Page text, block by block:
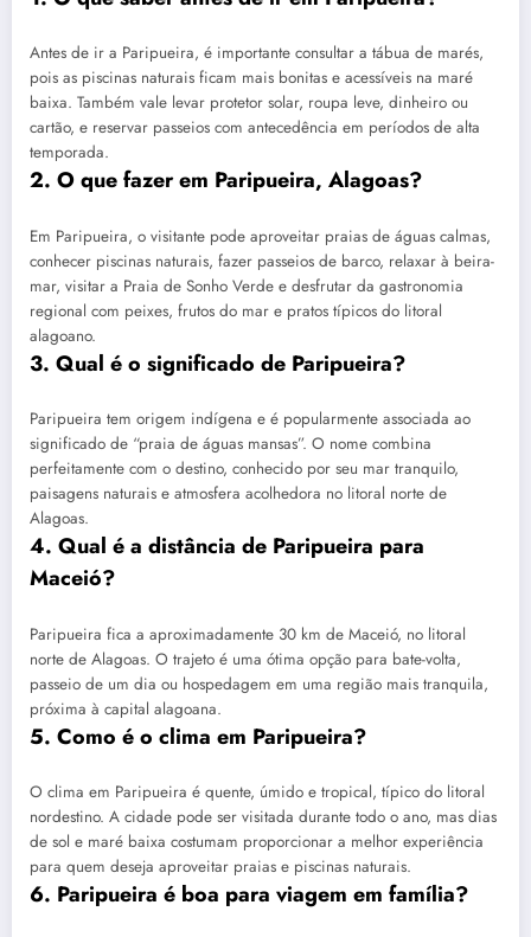
Antes de ir a Paripueira, é importante consultar a tábua de marés,
pois as piscinas naturais ficam mais bonitas e acessíveis na maré
baixa. Também vale levar protetor solar, roupa leve, dinheiro ou
cartão, e reservar passeios com antecedência em períodos de alta
temporada.
2. O que fazer em Paripueira, Alagoas?
Em Paripueira, o visitante pode aproveitar praias de águas calmas,
conhecer piscinas naturais, fazer passeios de barco, relaxar à beira-
mar, visitar a Praia de Sonho Verde e desfrutar da gastronomia
regional com peixes, frutos do mar e pratos típicos do litoral
alagoano.
3. Qual é o significado de Paripueira?
Paripueira tem origem indígena e é popularmente associada ao
significado de “praia de águas mansas”. O nome combina
perfeitamente com o destino, conhecido por seu mar tranquilo,
paisagens naturais e atmosfera acolhedora no litoral norte de
Alagoas.
4. Qual é a distância de Paripueira para
Maceió?
Paripueira fica a aproximadamente 30 km de Maceió, no litoral
norte de Alagoas. O trajeto é uma ótima opção para bate-volta,
passeio de um dia ou hospedagem em uma região mais tranquila,
próxima à capital alagoana.
5. Como é o clima em Paripueira?
O clima em Paripueira é quente, úmido e tropical, típico do litoral
nordestino. A cidade pode ser visitada durante todo o ano, mas dias
de sol e maré baixa costumam proporcionar a melhor experiência
para quem deseja aproveitar praias e piscinas naturais.
6. Paripueira é boa para viagem em família?